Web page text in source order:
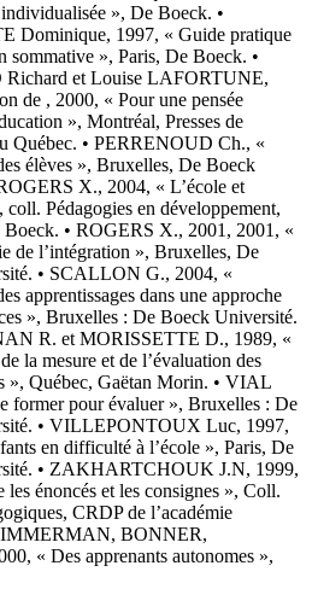
», De Boeck. •
Dominique, 1997, « Guide pratique
sommative », Paris, De Boeck. •
et Louise LAFORTUNE,
de , 2000, « Pour une pensée
», Montréal, Presses de
Québec. • PERRENOUD Ch., «
élèves », Bruxelles, De Boeck
X., 2004, « L’école et
coll. Pédagogies en développement,
• ROGERS X., 2001, 2001, «
de l’intégration », Bruxelles, De
• SCALLON G., 2004, «
apprentissages dans une approche
», Bruxelles : De Boeck Université.
R. et MORISSETTE D., 1989, «
la mesure et de l’évaluation des
», Québec, Gaëtan Morin. • VIAL
former pour évaluer », Bruxelles : De
• VILLEPONTOUX Luc, 1997,
en difficulté à l’école », Paris, De
• ZAKHARTCHOUK J.N, 1999,
les énoncés et les consignes », Coll.
CRDP de l’académie
BONNER,
« Des apprenants autonomes »,